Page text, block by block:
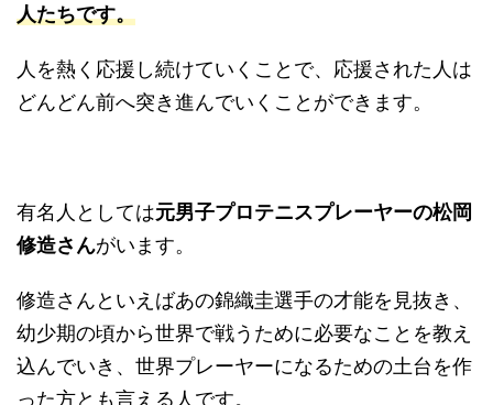
人たちです。
人を熱く応援し続けていくことで、応援された人は
どんどん前へ突き進んでいくことができます。
有名人としては元男子プロテニスプレーヤーの松岡
修造さんがいます。
修造さんといえばあの錦織圭選手の才能を見抜き、
幼少期の頃から世界で戦うために必要なことを教え
込んでいき、世界プレーヤーになるための土台を作
った方とも言える人です。